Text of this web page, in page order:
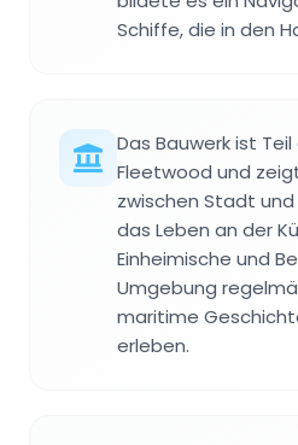
Schiffe, die in den
Das Bauwerk ist
Fleetwood und
zwischen Stadt
das Leben an der
Einheimische und
Umgebung
maritime
erleben.